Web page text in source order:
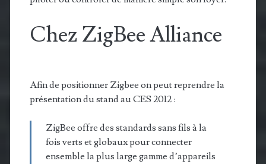
Chez ZigBee Alliance
Afin de positionner Zigbee on peut reprendre la
présentation du stand au CES 2012 :
ZigBee offre des standards sans fils à la
fois verts et globaux pour connecter
ensemble la plus large gamme d’appareils